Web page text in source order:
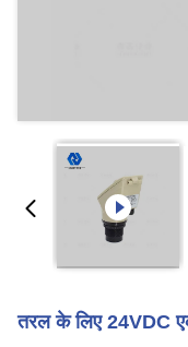
तरल के लिए 24VDC